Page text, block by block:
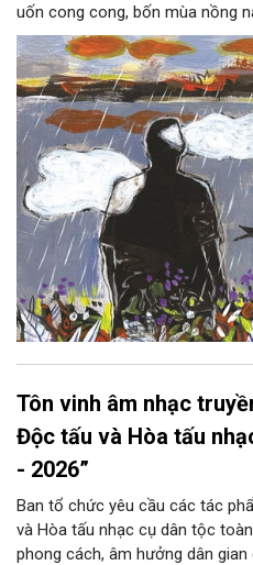
uốn cong cong, bốn mùa nồng
hoàng hôn, khi nắng đã dịu
lại thẫm màu như có ai vừa rắc
Tôn vinh âm nhạc
Độc tấu và Hòa tấu
- 2026”
Ban tổ chức yêu cầu các tác
và Hòa tấu nhạc cụ dân tộc
phong cách, âm hưởng dân